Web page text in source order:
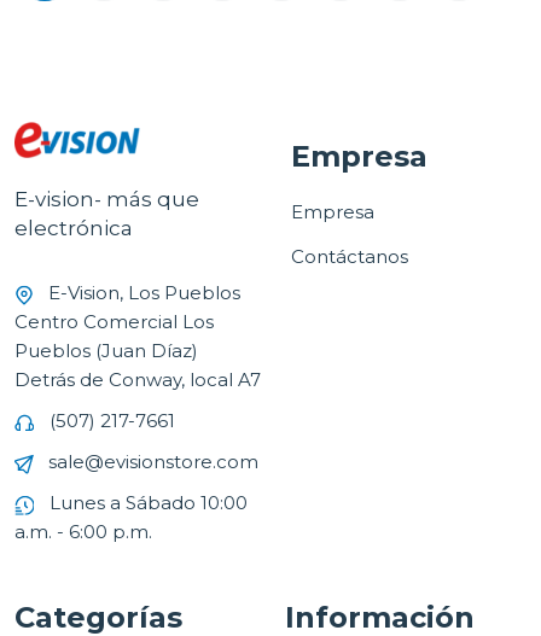
E-vision- más que
electrónica
E-Vision, Los Pueblos
Centro Comercial Los
Pueblos (Juan Díaz)
Detrás de Conway, local A7
(507) 217-7661
sale@evisionstore.com
Lunes a Sábado 10:00
a.m. - 6:00 p.m.
Empresa
Empresa
Contáctanos
Categorías Información